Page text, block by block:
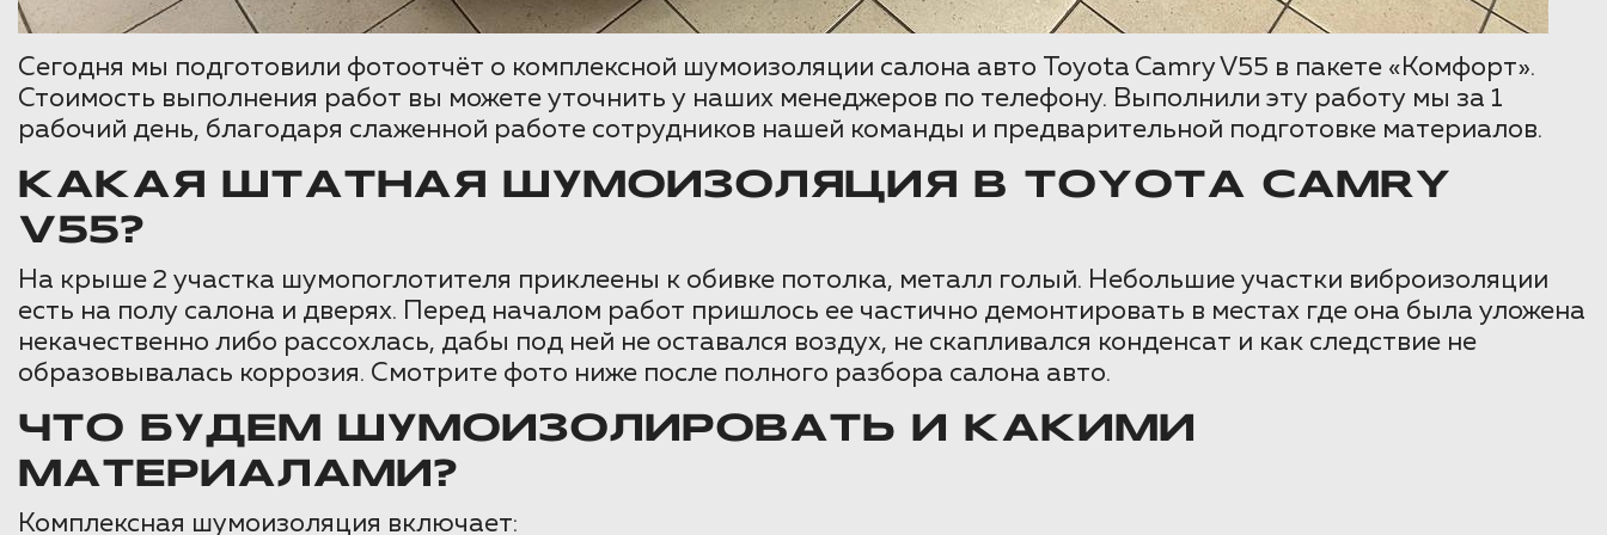
Сегодня мы подготовили фотоотчёт о комплексной шумоизоляции салона авто Toyota Camry V55 в пакете «Комфорт».
Стоимость выполнения работ вы можете уточнить у наших менеджеров по телефону. Выполнили эту работу мы за 1
рабочий день, благодаря слаженной работе сотрудников нашей команды и предварительной подготовке материалов.
КАКАЯ ШТАТНАЯ ШУМОИЗОЛЯЦИЯ В TOYOTA CAMRY
V55?
На крыше 2 участка шумопоглотителя приклеены к обивке потолка, металл голый. Небольшие участки виброизоляции
есть на полу салона и дверях. Перед началом работ пришлось ее частично демонтировать в местах где она была уложена
некачественно либо рассохлась, дабы под ней не оставался воздух, не скапливался конденсат и как следствие не
образовывалась коррозия. Смотрите фото ниже после полного разбора салона авто.
ЧТО БУДЕМ ШУМОИЗОЛИРОВАТЬ И КАКИМИ
МАТЕРИАЛАМИ?
Комплексная шумоизоляция включает: